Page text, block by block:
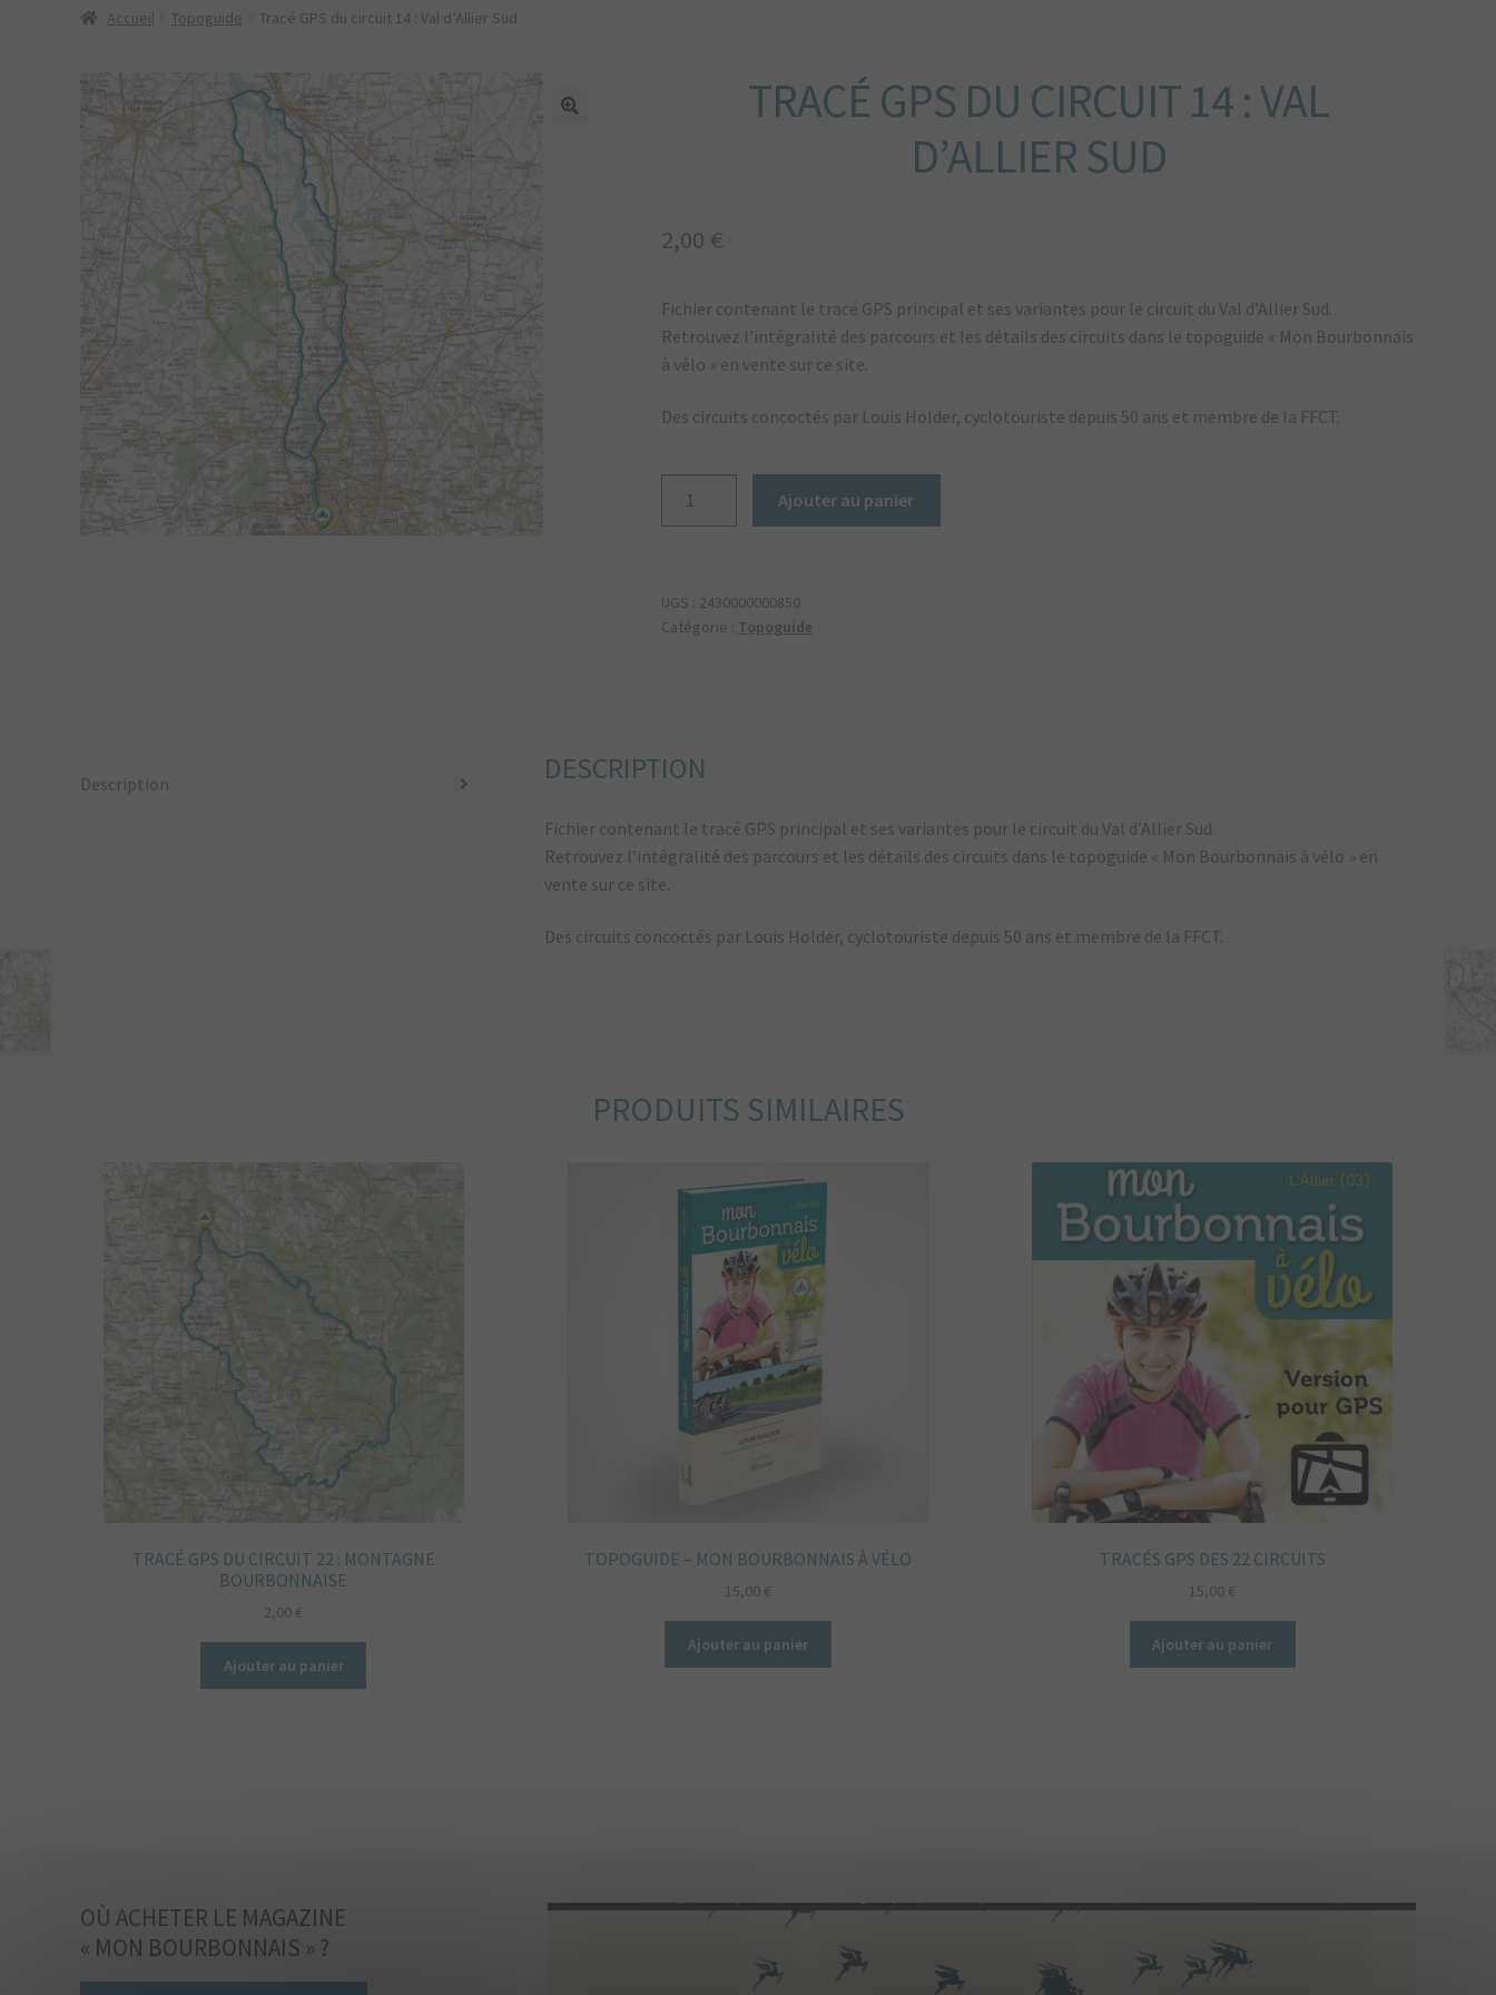
Accueil Topoguide Tracé GPS du circuit 14 : Val d’Allier Sud
TRACÉ GPS DU CIRCUIT 14 : VAL
D’ALLIER SUD
2,00 €
Fichier contenant le tracé GPS principal et ses variantes pour le circuit du Val d’Allier Sud.
Retrouvez l’intégralité des parcours et les détails des circuits dans le topoguide « Mon Bourbonnais
à vélo » en vente sur ce site.
Des circuits concoctés par Louis Holder, cyclotouriste depuis 50 ans et membre de la FFCT.
du
circuit
Sud
Ajouter au panier
UGS : 2430000000850
Catégorie : Topoguide
Description DESCRIPTION
Fichier contenant le tracé GPS principal et ses variantes pour le circuit du Val d’Allier Sud.
Retrouvez l’intégralité des parcours et les détails des circuits dans le topoguide « Mon Bourbonnais à vélo » en
vente sur ce site.
Des circuits concoctés par Louis Holder, cyclotouriste depuis 50 ans et membre de la FFCT.
PRODUITS SIMILAIRES
TRACÉ GPS DU CIRCUIT 22 : MONTAGNE
BOURBONNAISE
2,00 €
Ajouter au panier
TOPOGUIDE – MON BOURBONNAIS À VÉLO
15,00 €
Ajouter au panier
TRACÉS GPS DES 22 CIRCUITS
15,00 €
Ajouter au panier
OÙ ACHETER LE MAGAZINE
« MON BOURBONNAIS » ?